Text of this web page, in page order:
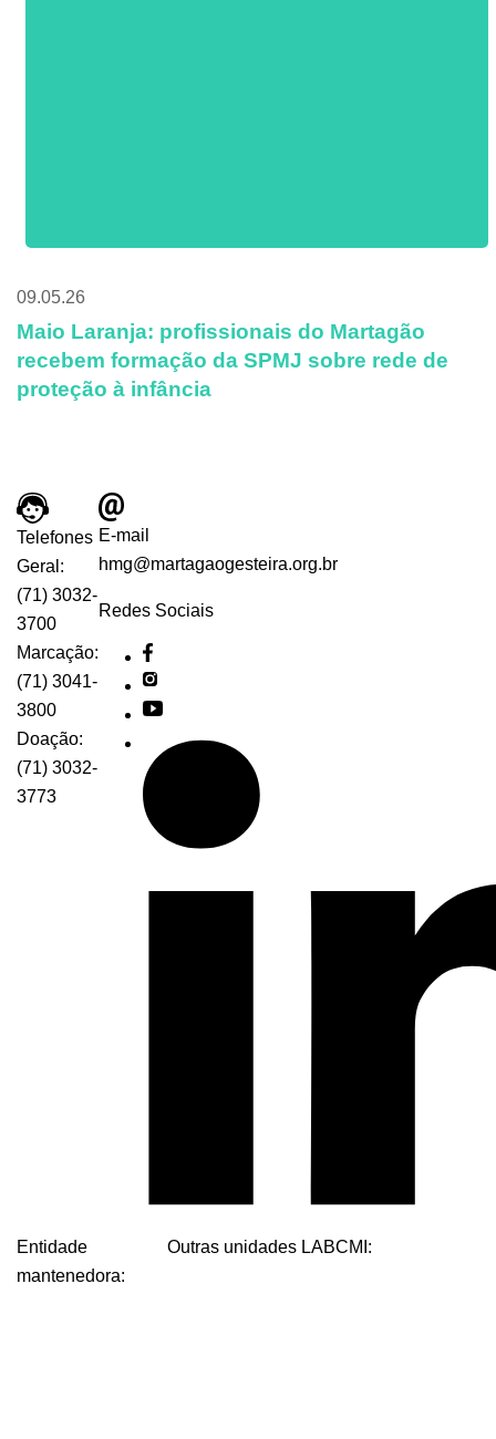
09.05.26
Maio Laranja: profissionais do Martagão
recebem formação da SPMJ sobre rede de
proteção à infância
Telefones
Geral:
(71) 3032-
3700
Marcação:
(71) 3041-
3800
Doação:
(71) 3032-
3773
E-mail
hmg@martagaogesteira.org.br
Redes Sociais
Entidade
mantenedora:
Outras unidades LABCMI: